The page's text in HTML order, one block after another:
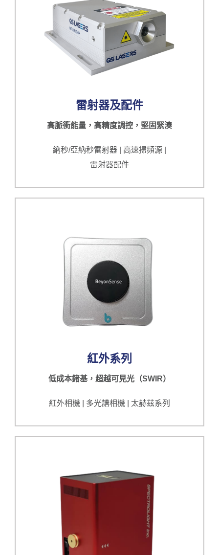
雷射器及配件
高脈衝能量，高精度調控，堅固緊湊
納秒/亞納秒雷射器 | 高速掃頻源 |
雷射器配件
紅外系列
低成本鍺基，超越可見光（SWIR）
紅外相機 | 多光譜相機 | 太赫茲系列